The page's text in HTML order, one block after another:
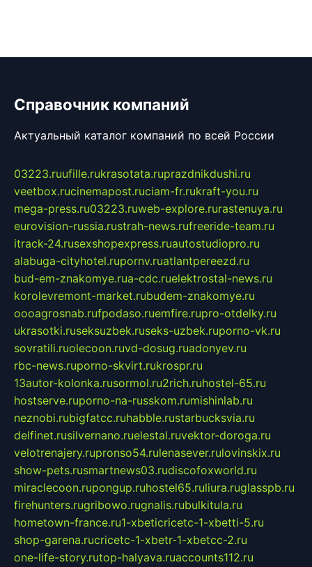
Справочник компаний
Актуальный каталог компаний по всей России
03223.ruufille.rukrasotata.ruprazdnikdushi.ru
veetbox.rucinemapost.ruciam-fr.rukraft-you.ru
mega-press.ru03223.ruweb-explore.rurastenuya.ru
eurovision-russia.rustrah-news.rufreeride-team.ru
itrack-24.rusexshopexpress.ruautostudiopro.ru
alabuga-cityhotel.rupornv.ruatlantpereezd.ru
bud-em-znakomye.rua-cdc.ruelektrostal-news.ru
korolevremont-market.rubudem-znakomye.ru
oooagrosnab.rufpodaso.ruemfire.rupro-otdelky.ru
ukrasotki.ruseksuzbek.ruseks-uzbek.ruporno-vk.ru
sovratili.ruolecoon.ruvd-dosug.ruadonyev.ru
rbc-news.ruporno-skvirt.rukrospr.ru
13autor-kolonka.rusormol.ru2rich.ruhostel-65.ru
hostserve.ruporno-na-russkom.rumishinlab.ru
neznobi.rubigfatcc.ruhabble.rustarbucksvia.ru
delfinet.rusilvernano.ruelestal.ruvektor-doroga.ru
velotrenajery.rupronso54.rulenasever.rulovinskix.ru
show-pets.rusmartnews03.rudiscofoxworld.ru
miraclecoon.rupongup.ruhostel65.ruliura.ruglasspb.ru
firehunters.rugribowo.rugnalis.rubulkitula.ru
hometown-france.ru1-xbeticricetc-1-xbetti-5.ru
shop-garena.rucricetc-1-xbetr-1-xbetcc-2.ru
one-life-story.rutop-halyava.ruaccounts112.ru